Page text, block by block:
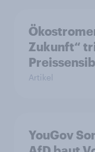
Zukunft“
Artikel
YouGov